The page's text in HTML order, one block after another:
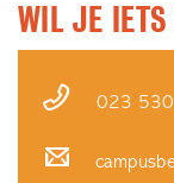
WIL JE IETS
023